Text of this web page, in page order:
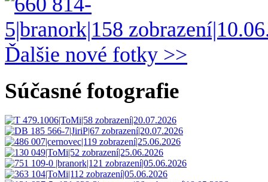
Ďalšie nové fotky >>
Súčasné fotografie